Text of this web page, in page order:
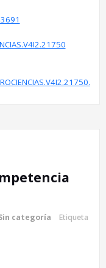
categoría
Etiqueta